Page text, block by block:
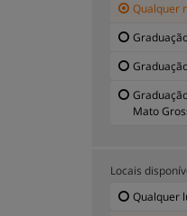
Qualquer
Mato
Locais
Qualquer